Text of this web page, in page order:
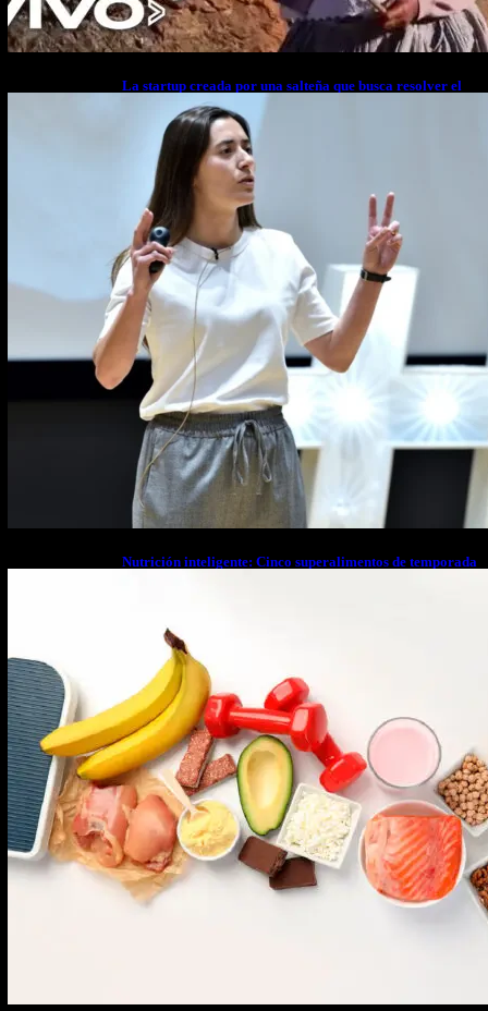
La startup creada por una salteña que busca resolver el
estrés financiero en Latinoamérica
Nutrición inteligente: Cinco superalimentos de temporada